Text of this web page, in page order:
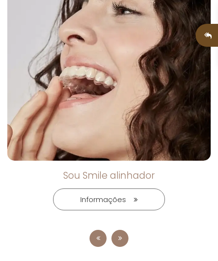
Sou Smile alinhador
Informações